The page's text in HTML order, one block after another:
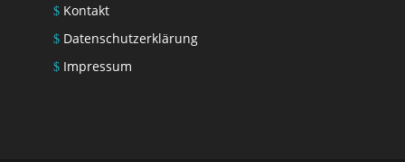
Kontakt
Datenschutzerklärung
Impressum